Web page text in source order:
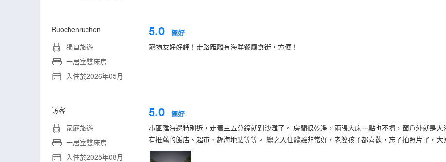
Ruochenruchen
獨自旅遊
一居室雙床房
入住於2026年05月
5.0 極好
寵物友好好評！走路距離有海鮮餐廳食街，方便！
訪客
家庭旅遊
一居室雙床房
入住於2025年08月
5.0 極好
小區離海邊特別近，走着三五分鐘就到沙灘了。 房間很乾凈，兩張大床一點也不擠，窗戶外就是
有推薦的飯店、超市、趕海地點等等。 總之入住體驗非常好，老婆孩子都喜歡，忘了拍照片了，大